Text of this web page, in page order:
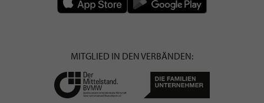
MITGLIED IN DEN VERBÄNDEN: